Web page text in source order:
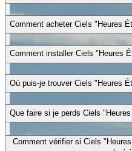
Comment acheter Ciels "Heures
Comment installer Ciels "Heures
Où puis-je trouver Ciels "Heures
Que faire si je perds Ciels
Comment vérifier si Ciels